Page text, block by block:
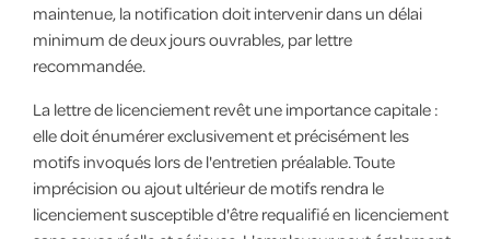
maintenue, la notification doit intervenir dans un délai
minimum de deux jours ouvrables, par lettre
recommandée.
La lettre de licenciement revêt une importance capitale :
elle doit énumérer exclusivement et précisément les
motifs invoqués lors de l'entretien préalable. Toute
imprécision ou ajout ultérieur de motifs rendra le
licenciement susceptible d'être requalifié en licenciement